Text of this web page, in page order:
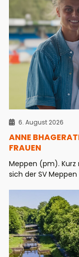
6. August 2026
ANNE
FRAUEN
Meppen (pm).
sich der SV Meppen